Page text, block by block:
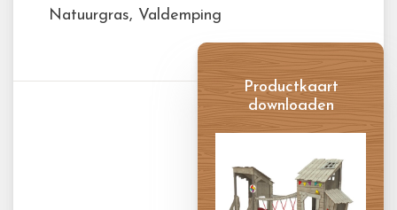
Natuurgras, Valdemping
Productkaart
downloaden